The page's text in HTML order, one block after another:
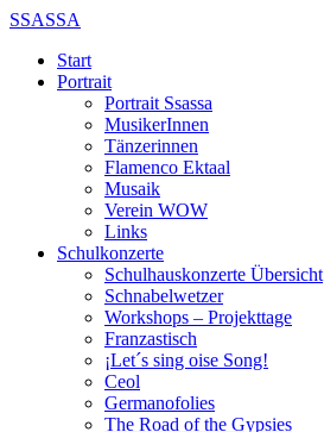
SSASSA
Start
Portrait
Portrait Ssassa
MusikerInnen
Tänzerinnen
Flamenco Ektaal
Musaik
Verein WOW
Links
Schulkonzerte
Schulhauskonzerte Übersicht
Schnabelwetzer
Workshops – Projekttage
Franzastisch
¡Let´s sing oise Song!
Ceol
Germanofolies
The Road of the Gypsies